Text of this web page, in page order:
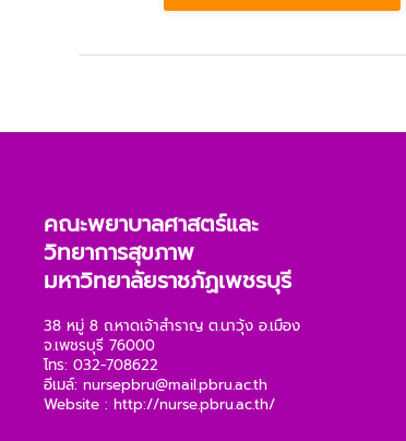
คณะพยาบาลศาสตร์และ
วิทยาการสุขภาพ
มหาวิทยาลัยราชภัฏเพชรบุรี
38 หมู่ 8 ถ.หาดเจ้าสำราญ ต.นาวุ้ง อ.เมือง
จ.เพชรบุรี 76000
โทร: 032-708622
อีเมล์: nursepbru@mail.pbru.ac.th
Website : http://nurse.pbru.ac.th/